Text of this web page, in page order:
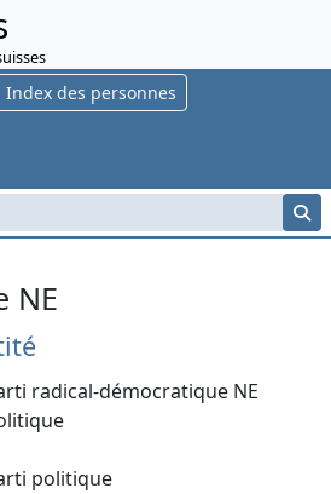
Index des personnes
NE
radical-démocratique NE
politique